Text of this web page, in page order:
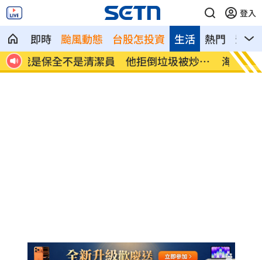
登入
即時 颱風動態 台股怎投資 熱門 影音
生活
提
海巡漢光、防颱同步進行 守護海疆國安 李逸